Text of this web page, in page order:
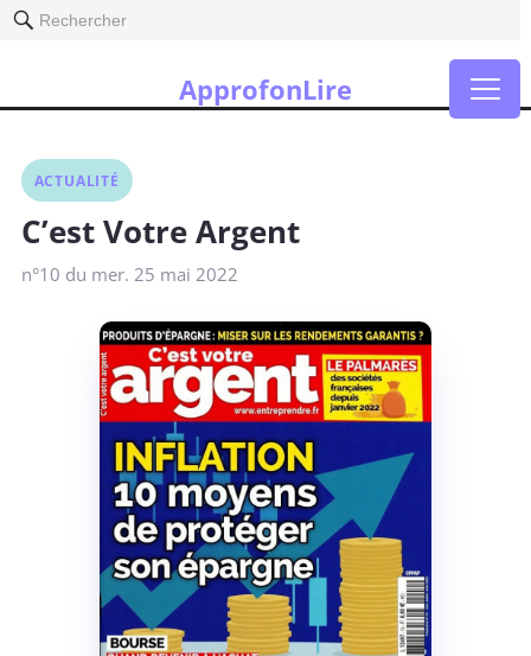
Rechercher
ApprofonLire
ACTUALITÉ
C’est Votre Argent
n°10 du mer. 25 mai 2022